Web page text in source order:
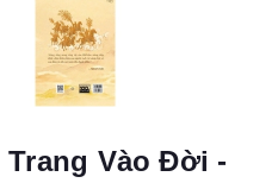
Trang Vào Đời -